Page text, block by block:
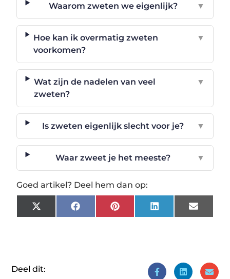
Waarom zweten we eigenlijk? ▼
Hoe kan ik overmatig zweten
voorkomen?
▼
Wat zijn de nadelen van veel
zweten?
▼
Is zweten eigenlijk slecht voor je? ▼
Waar zweet je het meeste? ▼
Goed artikel? Deel hem dan op:
X
(Twitter)
FacebookPinterestLinkedInEmail
Deel dit: